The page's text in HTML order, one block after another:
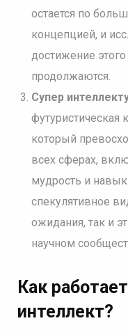
остается по
концепцией, и
достижение
продолжаются.
Супер
футуристическая
который
всех сферах,
мудрость и
спекулятивное
ожидания, так и
научном
Как
интеллект?